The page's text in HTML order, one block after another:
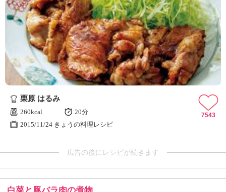
栗原 はるみ
260kcal
20分
2015/11/24 きょうの料理レシピ
7543
広告の後にレシピが続きます